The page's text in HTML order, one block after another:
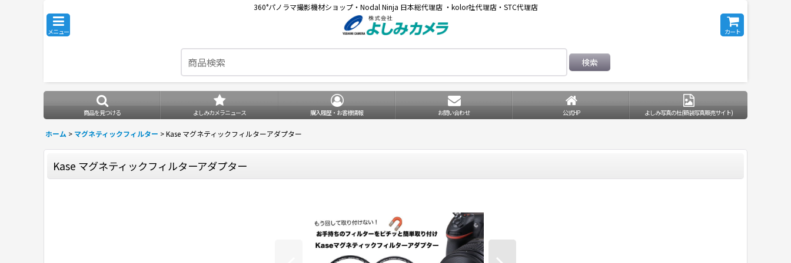
360°パノラマ撮影機材ショップ・Nodal Ninja 日本総代理店 ・kolor社代理店・STC代理店
メニュー カート
検索
商品を見つける よしみカメラニュース 購入履歴・お客様情報 お問い合わせ 公式HP よしみ写真の杜(額装写真販売サイト)
ホーム > マグネティックフィルター >Kase マグネティックフィルターアダプター
Kase マグネティックフィルターアダプター